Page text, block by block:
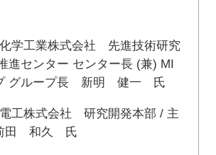
学工業株式会社 先進技術研究
進センター センター長 (兼) MI
グループ長 新明 健一 氏
工株式会社 研究開発本部 / 主
田 和久 氏